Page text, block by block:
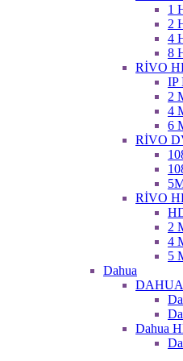
1
2
4
8
RİVO
IP
2
4
6
RİVO
RİVO
2
4
5
Dahua
DAHUA
Dahua